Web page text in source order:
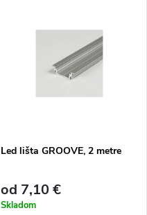
Led lišta GROOVE, 2 metre
od 7,10 €
Skladom